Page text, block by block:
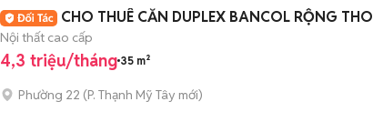
CHO THUÊ CĂN DUPLEX BANCOL RỘNG
Nội thất cao cấp
4,3 triệu/tháng 35 m²
Phường 22 (P. Thạnh Mỹ Tây mới)